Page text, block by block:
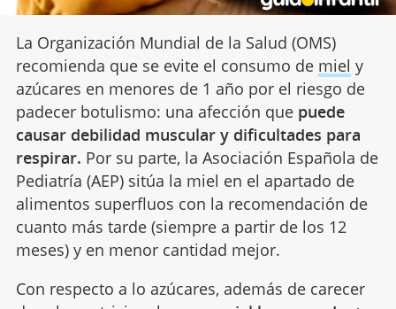
La Organización Mundial de la Salud (OMS)
recomienda que se evite el consumo de miel y
azúcares en menores de 1 año por el riesgo de
padecer botulismo: una afección que puede
causar debilidad muscular y dificultades para
respirar. Por su parte, la Asociación Española de
Pediatría (AEP) sitúa la miel en el apartado de
alimentos superfluos con la recomendación de
cuanto más tarde (siempre a partir de los 12
meses) y en menor cantidad mejor.
Con respecto a lo azúcares, además de carecer